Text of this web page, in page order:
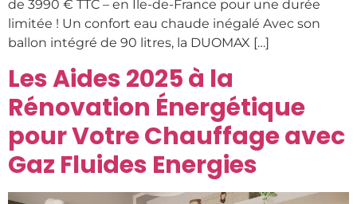
de 3990 € TTC – en Île-de-France pour une durée
limitée ! Un confort eau chaude inégalé Avec son
ballon intégré de 90 litres, la DUOMAX […]
Les Aides 2025 à la
Rénovation Énergétique
pour Votre Chauffage avec
Gaz Fluides Energies